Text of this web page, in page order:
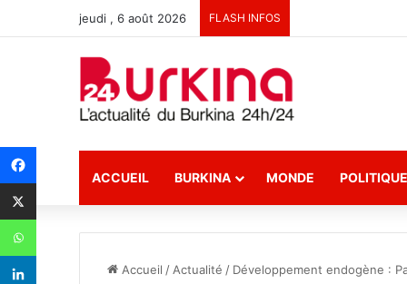
jeudi , 6 août 2026 FLASH INFOS
ACCUEIL BURKINA MONDE POLITIQUE
Accueil / Actualité / Développement endogène :